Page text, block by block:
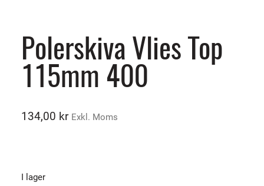
Polerskiva Vlies Top
115mm 400
134,00 kr Exkl. Moms
I lager